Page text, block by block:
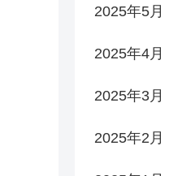
2025年5月
2025年4月
2025年3月
2025年2月